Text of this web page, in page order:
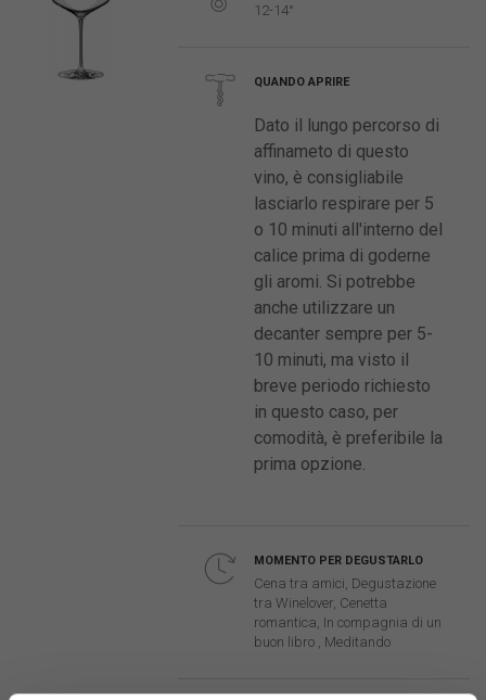
12-14°
QUANDO APRIRE
Dato il lungo percorso di
affinameto di questo
vino, è consigliabile
lasciarlo respirare per 5
o 10 minuti all'interno del
calice prima di goderne
gli aromi. Si potrebbe
anche utilizzare un
decanter sempre per 5-
10 minuti, ma visto il
breve periodo richiesto
in questo caso, per
comodità, è preferibile la
prima opzione.
MOMENTO PER DEGUSTARLO
Cena tra amici, Degustazione
tra Winelover, Cenetta
romantica, In compagnia di un
buon libro , Meditando